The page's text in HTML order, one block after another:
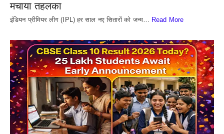
मचाया तहलका
इंडियन प्रीमियर लीग (IPL) हर साल नए सितारों को जन्म… Read More